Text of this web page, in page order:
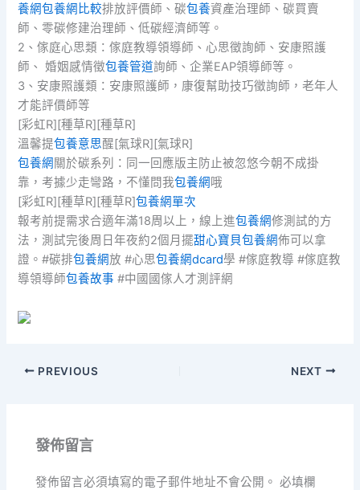
養網包養網比較排放評價師、碳包養資產治理師、碳買賣
師、零碳修建治理師、低碳經濟師等。
2、傢庭心思類：傢庭教導領導師、心思徵詢師、安康照護
師、 婚姻感情徵包養管道詢師、企業EAP領導師等。
3、安康照護類：安康照護師，康復幫助技巧徵詢師，老年人
才能評價師等
[彩虹R][種草R][種草R]
溫馨提包養意思醒[氣球R][氣球R]
包養網 關於碳系列：同一回應版主防止被忽悠今朝不成掛
靠，考據少走彎路，不懂問我包養網 哦
[彩虹R][種草R][種草R]包養網單次
報考前提需求合適年滿18周以上，線上進包養網修測試的方
法，測試完後周日年夜約2個月擺甜心寶貝包養網佈可以拿
證。#碳排包養網放 #心思包養網dcard學 #傢庭教導 #傢庭教
導領導師包養故事 #中國國傢人才測評網
PREVIOUS NEXT
發佈留言
發佈留言必須填寫的電子郵件地址不會公開。 必填欄